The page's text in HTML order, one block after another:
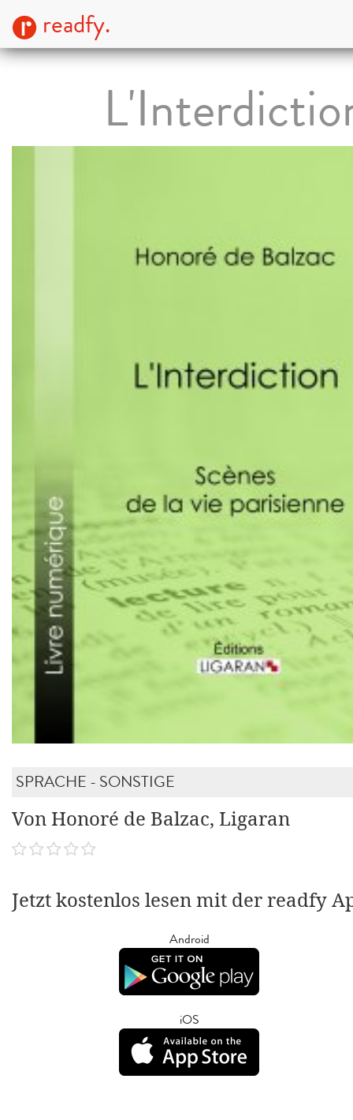
readfy.
SPRACHE - SONSTIGE
Von Honoré de Balzac, Ligaran
Jetzt kostenlos lesen mit der readfy
Android
iOS